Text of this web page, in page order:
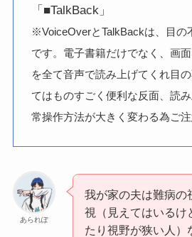
「■TalkBack」
※VoiceOverとTalkBackは、目の
です。電子書籍だけでなく、画
を全て音声で読み上げてくれ目
てはものすごく便利な反面、読
常操作方法が大きく変わる為ご注
あられぽ
我が家の夫は難病の
視（見えてはいるけ
たり視野が狭い人）